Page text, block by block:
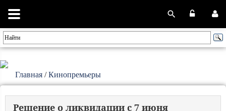
Главная /Кинопремьеры
Решение о ликвидации с 7 июня